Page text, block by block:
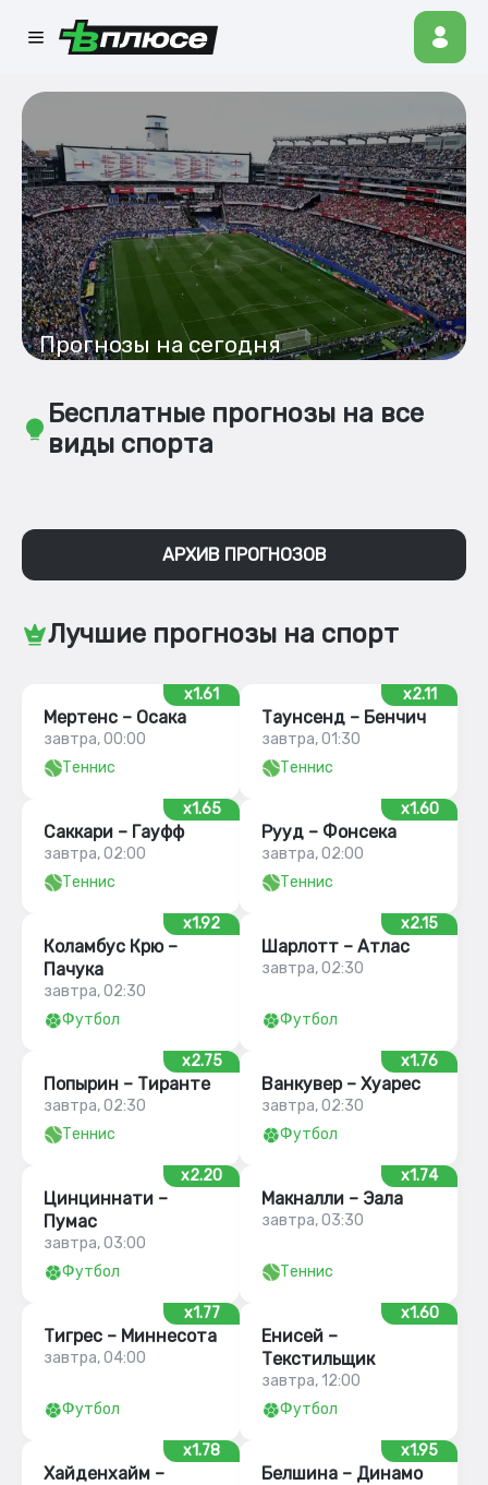
Прогнозы на сегодня
Бесплатные прогнозы на все
виды спорта
АРХИВ ПРОГНОЗОВ
Лучшие прогнозы на спорт
x1.61
Мертенс – Осака
завтра, 00:00
Теннис
x2.11
Таунсенд – Бенчич
завтра, 01:30
Теннис
x1.65
Саккари – Гауфф
завтра, 02:00
Теннис
x1.60
Рууд – Фонсека
завтра, 02:00
Теннис
x1.92
Коламбус Крю –
Пачука
завтра, 02:30
Футбол
x2.15
Шарлотт – Атлас
завтра, 02:30
Футбол
x2.75
Попырин – Тиранте
завтра, 02:30
Теннис
x1.76
Ванкувер – Хуарес
завтра, 02:30
Футбол
x2.20
Цинциннати –
Пумас
завтра, 03:00
Футбол
x1.74
Макналли – Эала
завтра, 03:30
Теннис
x1.77
Тигрес – Миннесота
завтра, 04:00
Футбол
x1.60
Енисей –
Текстильщик
завтра, 12:00
Футбол
x1.78
Хайденхайм –
x1.95
Белшина – Динамо